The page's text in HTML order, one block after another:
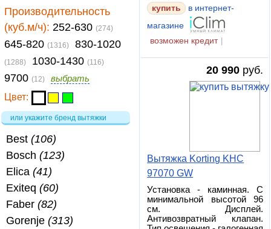
Производительность
(куб.м/ч): 252-630 (274)
645-820 (1316) 830-1020
(1288) 1030-1430 (116)
9700 (12)
выбрать
Цвет:
или укажите бренд вытяжки
Best(106)
Bosch(123)
Elica(41)
Exiteq(60)
Faber(82)
Gorenje(313)
купить
в интернет-
магазине
возможен кредит
20 990 руб.
Вытяжка Korting KHC
97070 GW
Установка - каминная. С
минимальной высотой 96
см. Дисплей.
Антивозвратный клапан.